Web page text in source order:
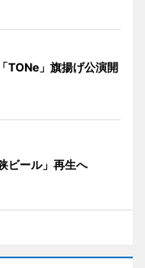
TONe」旗揚げ公演開
ビール」再生へ